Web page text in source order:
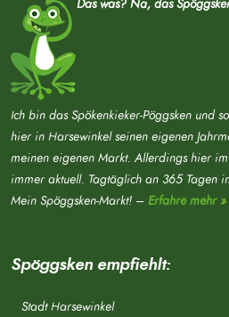
Das was? Na, das
Ich bin das Spökenkieker-Pöggsken und
hier in Harsewinkel seinen eigenen
meinen eigenen Markt. Allerdings hier
immer aktuell. Tagtäglich an 365 Tagen
Mein Spöggsken-Markt! – Erfahre mehr »
Spöggsken empfiehlt:
Stadt Harsewinkel